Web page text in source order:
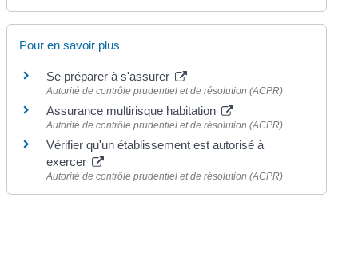
Pour en savoir plus
Se préparer à s'assurer
Autorité de contrôle prudentiel et de résolution (ACPR)
Assurance multirisque habitation
Autorité de contrôle prudentiel et de résolution (ACPR)
Vérifier qu'un établissement est autorisé à
exercer
Autorité de contrôle prudentiel et de résolution (ACPR)